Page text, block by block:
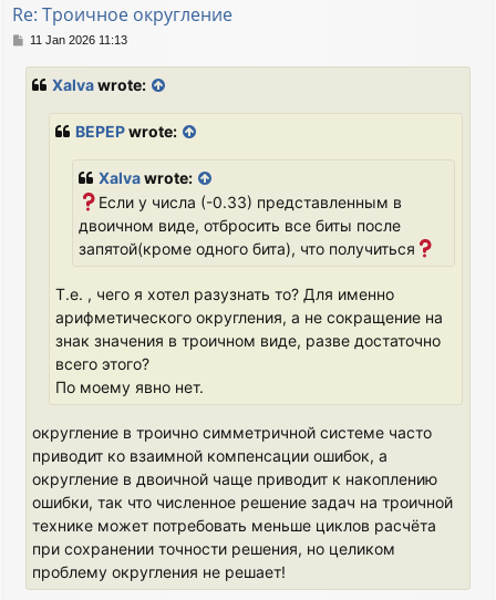
Re: Троичное округление
P11 Jan 2026 11:13
Xalvawrote:
BEPEPwrote:
Xalvawrote:
Если у числа (-0.33) представленным в
двоичном виде, отбросить все биты после
запятой(кроме одного бита), что получиться
Т.е. , чего я хотел разузнать то? Для именно
арифметического округления, а не сокращение на
знак значения в троичном виде, разве достаточно
всего этого?
По моему явно нет.
округление в троично симметричной системе часто
приводит ко взаимной компенсации ошибок, а
округление в двоичной чаще приводит к накоплению
ошибки, так что численное решение задач на троичной
технике может потребовать меньше циклов расчёта
при сохранении точности решения, но целиком
проблему округления не решает!